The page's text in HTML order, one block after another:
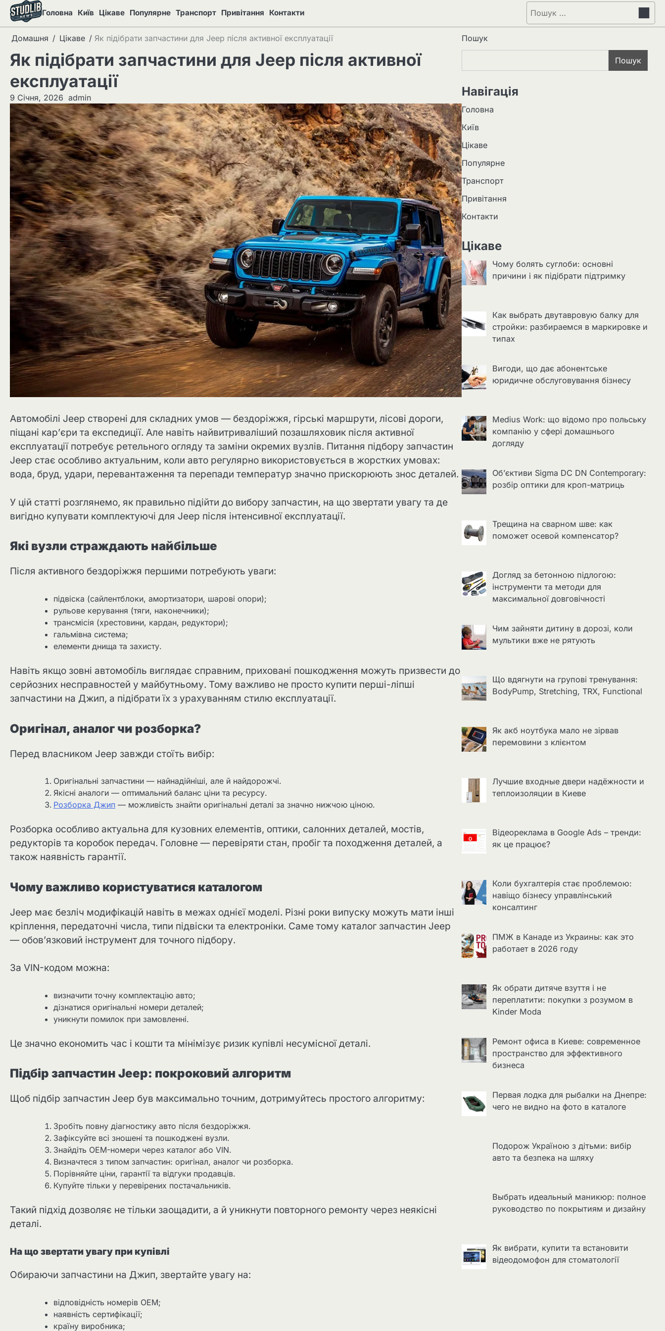
Перейти
вмісту
Головна Київ Цікаве Популярне Транспорт Привітання Контакти Пошук:
Домашня Цікаве Як підібрати запчастини для Jeep після активної експлуатації
Як підібрати запчастини для Jeep після активної
експлуатації
9 Січня, 2026 admin
Автомобілі Jeep створені для складних умов — бездоріжжя, гірські маршрути, лісові дороги,
піщані кар’єри та експедиції. Але навіть найвитриваліший позашляховик після активної
експлуатації потребує ретельного огляду та заміни окремих вузлів. Питання підбору запчастин
Jeep стає особливо актуальним, коли авто регулярно використовується в жорстких умовах:
вода, бруд, удари, перевантаження та перепади температур значно прискорюють знос деталей.
У цій статті розглянемо, як правильно підійти до вибору запчастин, на що звертати увагу та де
вигідно купувати комплектуючі для Jeep після інтенсивної експлуатації.
Які вузли страждають найбільше
Після активного бездоріжжя першими потребують уваги:
підвіска (сайлентблоки, амортизатори, шарові опори);
рульове керування (тяги, наконечники);
трансмісія (хрестовини, кардан, редуктори);
гальмівна система;
елементи днища та захисту.
Навіть якщо зовні автомобіль виглядає справним, приховані пошкодження можуть призвести до
серйозних несправностей у майбутньому. Тому важливо не просто купити перші-ліпші
запчастини на Джип, а підібрати їх з урахуванням стилю експлуатації.
Оригінал, аналог чи розборка?
Перед власником Jeep завжди стоїть вибір:
Оригінальні запчастини — найнадійніші, але й найдорожчі.
Якісні аналоги — оптимальний баланс ціни та ресурсу.
Розборка Джип — можливість знайти оригінальні деталі за значно нижчою ціною.
Розборка особливо актуальна для кузовних елементів, оптики, салонних деталей, мостів,
редукторів та коробок передач. Головне — перевіряти стан, пробіг та походження деталей, а
також наявність гарантії.
Чому важливо користуватися каталогом
Jeep має безліч модифікацій навіть в межах однієї моделі. Різні роки випуску можуть мати інші
кріплення, передаточні числа, типи підвіски та електроніки. Саме тому каталог запчастин Jeep
— обов’язковий інструмент для точного підбору.
За VIN-кодом можна:
визначити точну комплектацію авто;
дізнатися оригінальні номери деталей;
уникнути помилок при замовленні.
Це значно економить час і кошти та мінімізує ризик купівлі несумісної деталі.
Підбір запчастин Jeep: покроковий алгоритм
Щоб підбір запчастин Jeep був максимально точним, дотримуйтесь простого алгоритму:
Зробіть повну діагностику авто після бездоріжжя.
Зафіксуйте всі зношені та пошкоджені вузли.
Знайдіть OEM-номери через каталог або VIN.
Визначтеся з типом запчастин: оригінал, аналог чи розборка.
Порівняйте ціни, гарантії та відгуки продавців.
Купуйте тільки у перевірених постачальників.
Такий підхід дозволяє не тільки заощадити, а й уникнути повторного ремонту через неякісні
деталі.
На що звертати увагу при купівлі
Обираючи запчастини на Джип, звертайте увагу на:
відповідність номерів OEM;
наявність сертифікації;
країну виробника;
Пошук
Пошук
Навігація
Головна
Київ
Цікаве
Популярне
Транспорт
Привітання
Контакти
Цікаве
Чому болять суглоби: основні
причини і як підібрати підтримку
Как выбрать двутавровую балку для
стройки: разбираемся в маркировке и
типах
Вигоди, що дає абонентське
юридичне обслуговування бізнесу
Medius Work: що відомо про польську
компанію у сфері домашнього
догляду
Об’єктиви Sigma DC DN Contemporary:
розбір оптики для кроп-матриць
Трещина на сварном шве: как
поможет осевой компенсатор?
Догляд за бетонною підлогою:
інструменти та методи для
максимальної довговічності
Чим зайняти дитину в дорозі, коли
мультики вже не рятують
Що вдягнути на групові тренування:
BodyPump, Stretching, TRX, Functional
Як акб ноутбука мало не зірвав
перемовини з клієнтом
Лучшие входные двери надёжности и
теплоизоляции в Киеве
Відеореклама в Google Ads – тренди:
як це працює?
Коли бухгалтерія стає проблемою:
навіщо бізнесу управлінський
консалтинг
ПМЖ в Канаде из Украины: как это
работает в 2026 году
Як обрати дитяче взуття і не
переплатити: покупки з розумом в
Kinder Moda
Ремонт офиса в Киеве: современное
пространство для эффективного
бизнеса
Первая лодка для рыбалки на Днепре:
чего не видно на фото в каталоге
Подорож Україною з дітьми: вибір
авто та безпека на шляху
Выбрать идеальный маникюр: полное
руководство по покрытиям и дизайну
Як вибрати, купити та встановити
відеодомофон для стоматології